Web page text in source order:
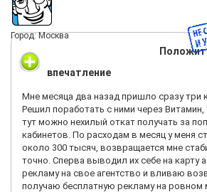
Город: Москва
впечатление
Мне месяца два назад пришло сразу три
Решил поработать с ними через
тут можно нехилый откат получать за
кабинетов. По расходам в месяц у меня
около 300 тысяч, возвращается мне
точно. Сперва выводил их себе на карту
рекламу на свое агентство и вливаю
получаю бесплатную рекламу на ровном